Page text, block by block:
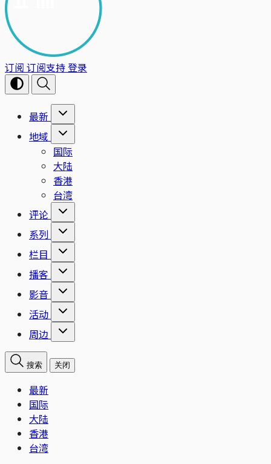
订阅 订阅支持登录
最新
地域
国际
大陆
香港
台湾
评论
系列
栏目
播客
影音
活动
周边
搜索 关闭
最新
国际
大陆
香港
台湾